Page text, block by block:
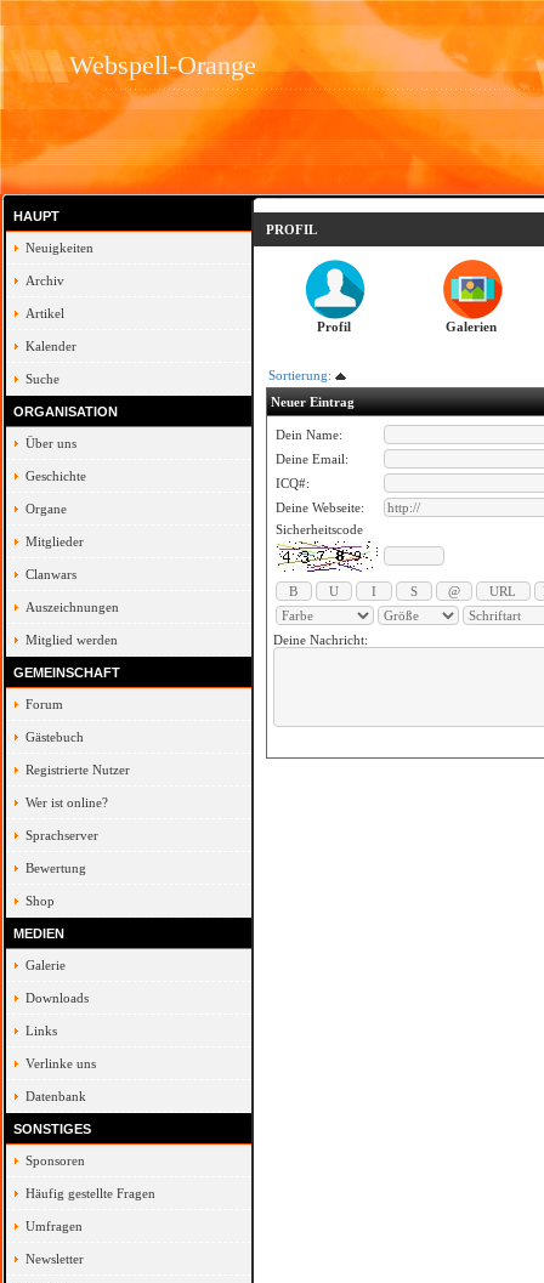
Webspell-Orange
HAUPT
Neuigkeiten
Archiv
Artikel
Kalender
Suche
ORGANISATION
Über uns
Geschichte
Organe
Mitglieder
Clanwars
Auszeichnungen
Mitglied werden
GEMEINSCHAFT
Forum
Gästebuch
Registrierte Nutzer
Wer ist online?
Sprachserver
Bewertung
Shop
MEDIEN
Galerie
Downloads
Links
Verlinke uns
Datenbank
SONSTIGES
Sponsoren
Häufig gestellte Fragen
Umfragen
Newsletter
PROFIL
Profil Galerien
Sortierung:
Neuer Eintrag
Dein Name:
Deine Email:
ICQ#:
Deine Webseite:
Sicherheitscode
Deine Nachricht: